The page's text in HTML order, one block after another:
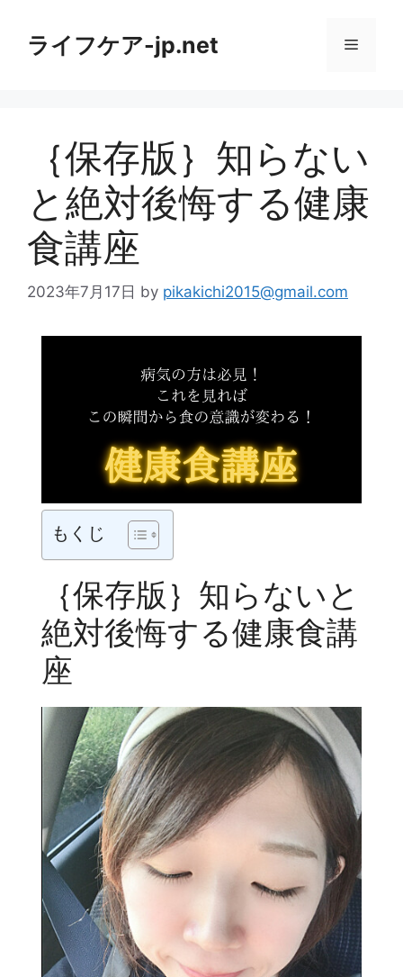
ライフケア-jp.net メ
ュ
ー
｛保存版｝知らない
と絶対後悔する健康
食講座
2023年7月17日 by pikakichi2015@gmail.com
もくじ
｛保存版｝知らないと
絶対後悔する健康食講
座